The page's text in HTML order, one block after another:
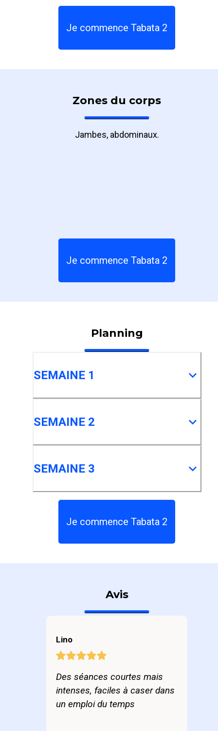
Je commence Tabata 2
Zones du corps
Jambes, abdominaux.
Je commence Tabata 2
Planning
SEMAINE 1
SEMAINE 2
SEMAINE 3
Je commence Tabata 2
Avis
Lino
Des séances courtes mais
intenses, faciles à caser dans
un emploi du temps